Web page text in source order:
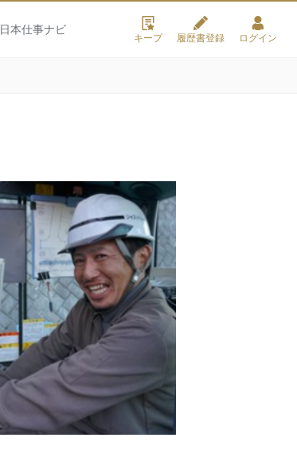
日本仕事ナビ
キープ 履歴書登録 ログイン